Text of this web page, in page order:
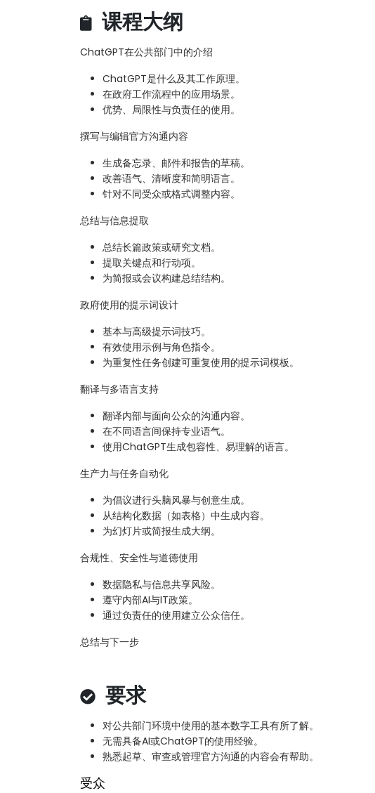
课程大纲
ChatGPT在公共部门中的介绍
ChatGPT是什么及其工作原理。
在政府工作流程中的应用场景。
优势、局限性与负责任的使用。
撰写与编辑官方沟通内容
生成备忘录、邮件和报告的草稿。
改善语气、清晰度和简明语言。
针对不同受众或格式调整内容。
总结与信息提取
总结长篇政策或研究文档。
提取关键点和行动项。
为简报或会议构建总结结构。
政府使用的提示词设计
基本与高级提示词技巧。
有效使用示例与角色指令。
为重复性任务创建可重复使用的提示词模板。
翻译与多语言支持
翻译内部与面向公众的沟通内容。
在不同语言间保持专业语气。
使用ChatGPT生成包容性、易理解的语言。
生产力与任务自动化
为倡议进行头脑风暴与创意生成。
从结构化数据（如表格）中生成内容。
为幻灯片或简报生成大纲。
合规性、安全性与道德使用
数据隐私与信息共享风险。
遵守内部AI与IT政策。
通过负责任的使用建立公众信任。
总结与下一步
要求
对公共部门环境中使用的基本数字工具有所了解。
无需具备AI或ChatGPT的使用经验。
熟悉起草、审查或管理官方沟通的内容会有帮助。
受众